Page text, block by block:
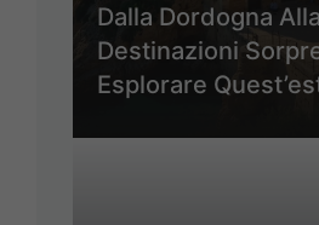
Dalla Dordogna
Destinazioni
Esplorare